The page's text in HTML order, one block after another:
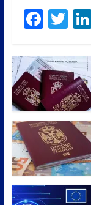
F
e
b
o
o
k
T
itt
er